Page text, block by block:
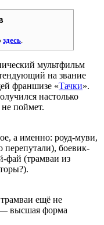
здесь
мультфильм
на звание
франшизе «Тачки».
настолько
поймет.
а именно: роуд-муви,
перепутали), боевик-
фай (трамваи из
ещё не
— высшая форма